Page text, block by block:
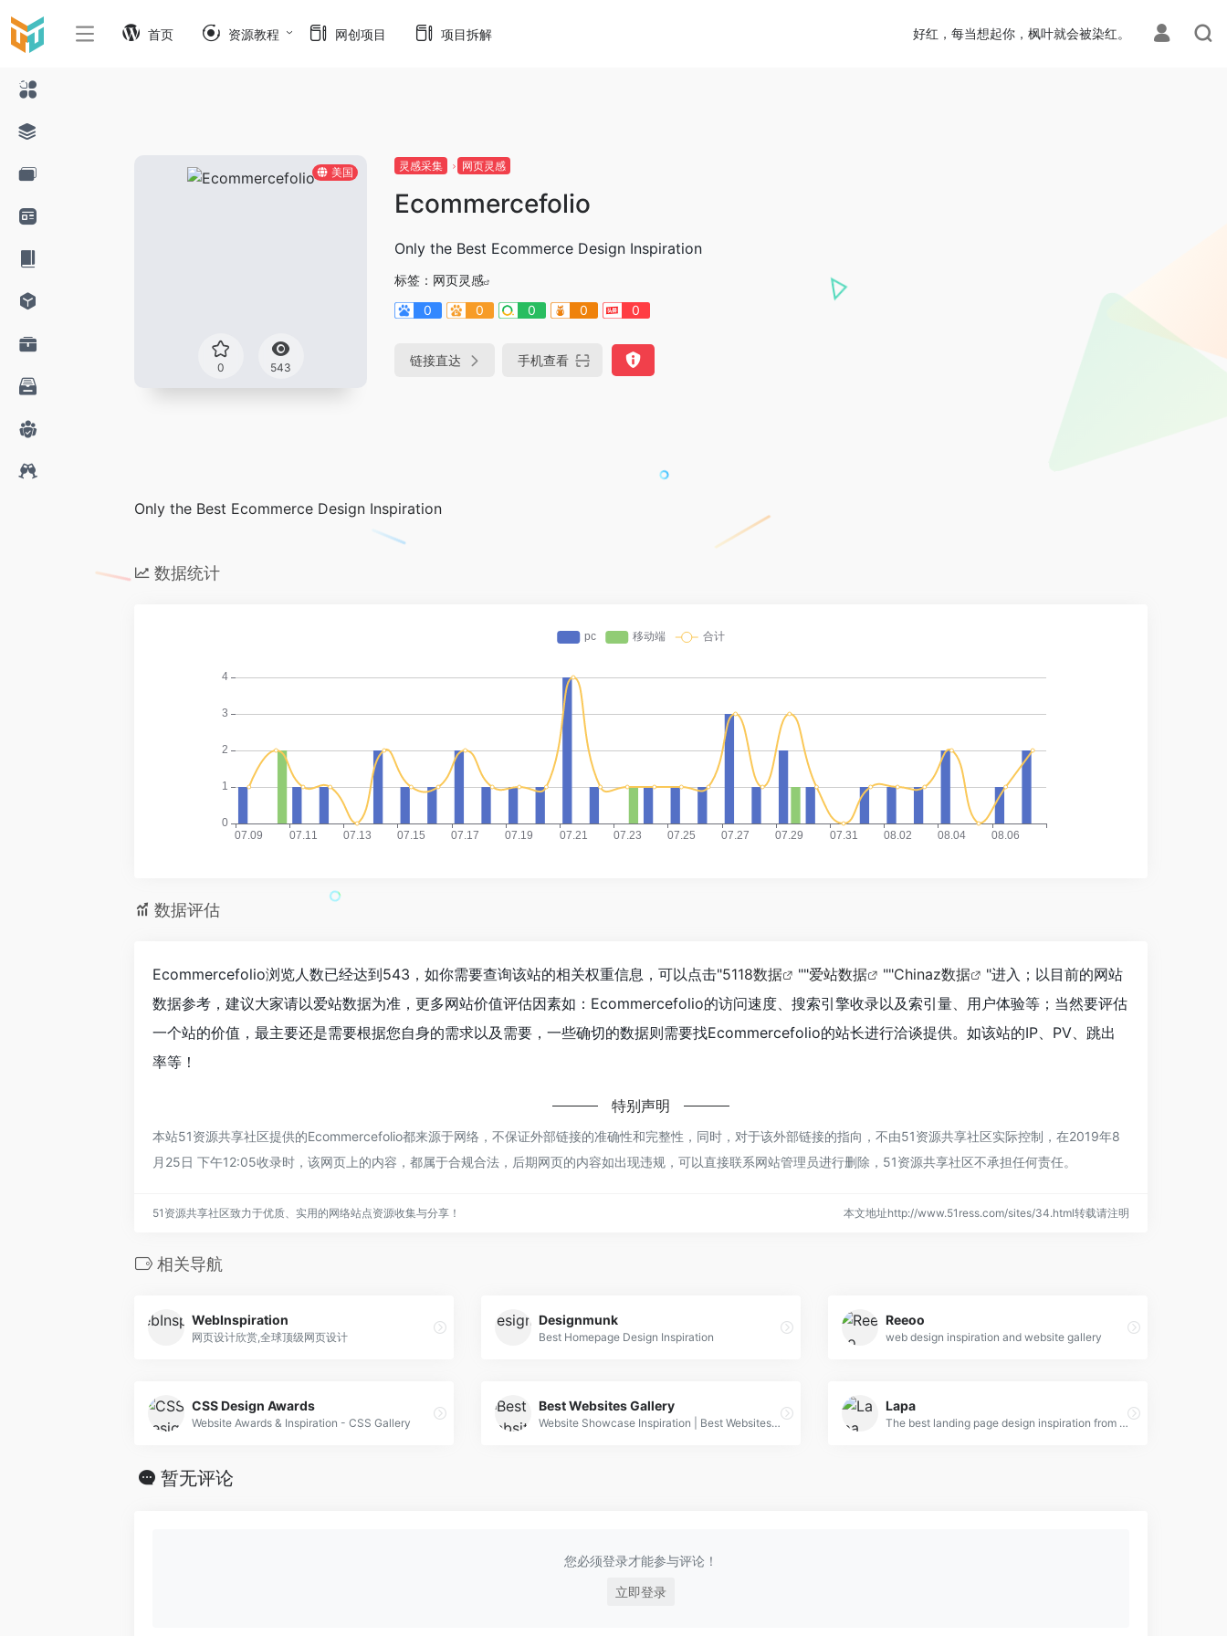
首页 资源教程 网创项目 项目拆解 好红，每当想起你，枫叶就会被染红。
美国
0 543
灵感采集 网页灵感
Ecommercefolio
Only the Best Ecommerce Design Inspiration
标签： 网页灵感
0
0 0 0 0
链接直达 手机查看
Only the Best Ecommerce Design Inspiration
数据统计
数据评估
Ecommercefolio浏览人数已经达到543，如你需要查询该站的相关权重信息，可以点击"5118数据 ""爱站数据 ""Chinaz数据
"进入；以目前的网站
数据参考，建议大家请以爱站数据为准，更多网站价值评估因素如：Ecommercefolio的访问速度、搜索引擎收录以及索引量、用户体验等；当然要评估
一个站的价值，最主要还是需要根据您自身的需求以及需要，一些确切的数据则需要找Ecommercefolio的站长进行洽谈提供。如该站的IP、PV、跳出
率等！
特别声明
本站51资源共享社区提供的Ecommercefolio都来源于网络，不保证外部链接的准确性和完整性，同时，对于该外部链接的指向，不由51资源共享社区实际控制，在2019年8
月25日 下午12:05收录时，该网页上的内容，都属于合规合法，后期网页的内容如出现违规，可以直接联系网站管理员进行删除，51资源共享社区不承担任何责任。
51资源共享社区致力于优质、实用的网络站点资源收集与分享！ 本文地址http://www.51ress.com/sites/34.html转载请注明
相关导航
WebInspiration
网页设计欣赏,全球顶级网页设计
Designmunk
Best Homepage Design Inspiration
Reeoo
web design inspiration and website gallery
CSS Design Awards
Website Awards & Inspiration - CSS Gallery
Best Websites Gallery
Website Showcase Inspiration | Best Websites Gallery
Lapa
The best landing page design inspiration from around the web.
暂无评论
您必须登录才能参与评论！
立即登录